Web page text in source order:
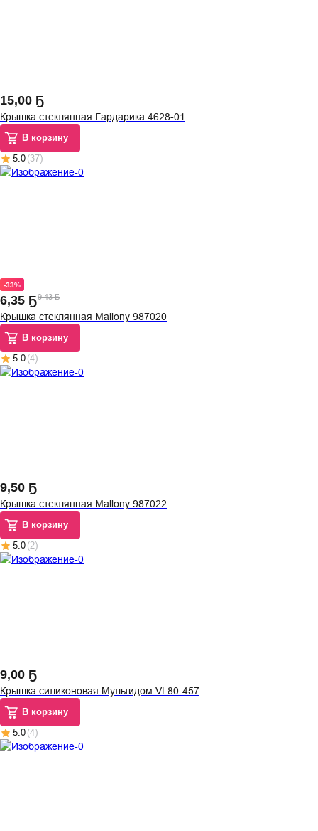
15,00 Ҕ
Крышка стеклянная Гардарика 4628-01
В корзину
5.0 (37)
-33%
6,35 Ҕ9,43 Ҕ
Крышка стеклянная Mallony 987020
В корзину
5.0 (4)
9,50 Ҕ
Крышка стеклянная Mallony 987022
В корзину
5.0 (2)
9,00 Ҕ
Крышка силиконовая Мультидом VL80-457
В корзину
5.0 (4)